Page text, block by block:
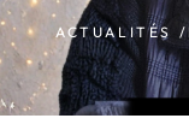
ACTUALITÉS /